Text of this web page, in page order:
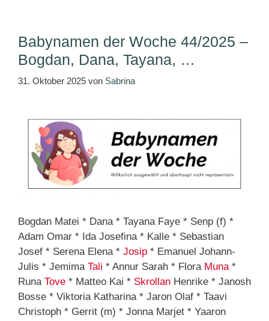
Babynamen der Woche 44/2025 –
Bogdan, Dana, Tayana, …
31. Oktober 2025 von Sabrina
Bogdan Matei * Dana * Tayana Faye * Senp (f) *
Adam Omar * Ida Josefina * Kalle * Sebastian
Josef * Serena Elena * Josip * Emanuel Johann-
Julis * Jemima Tali * Annur Sarah * Flora Muna *
Runa Tove * Matteo Kai * Skrollan Henrike * Janosh
Bosse * Viktoria Katharina * Jaron Olaf * Taavi
Christoph * Gerrit (m) * Jonna Marjet * Yaaron